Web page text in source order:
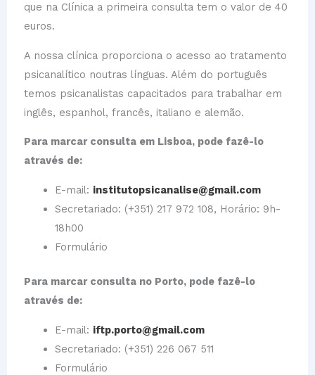
que na Clínica a primeira consulta tem o valor de 40
euros.
A nossa clínica proporciona o acesso ao tratamento
psicanalítico noutras línguas. Além do português
temos psicanalistas capacitados para trabalhar em
inglês, espanhol, francês, italiano e alemão.
Para marcar consulta em Lisboa, pode fazê-lo
através de:
E-mail: institutopsicanalise@gmail.com
Secretariado: (+351) 217 972 108, Horário: 9h-
18h00
Formulário
Para marcar consulta no Porto, pode fazê-lo
através de:
E-mail: iftp.porto@gmail.com
Secretariado: (+351) 226 067 511
Formulário